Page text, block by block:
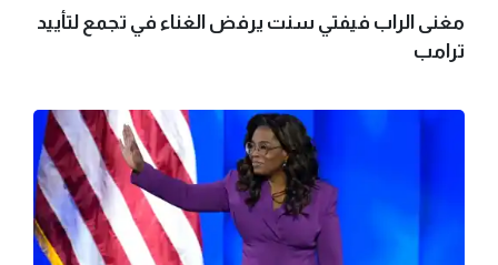
مغنى الراب فيفتي سنت يرفض الغناء في تجمع لتأييد
ترامب